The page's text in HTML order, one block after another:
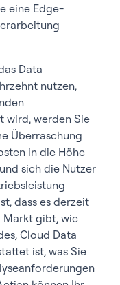
eine Edge-
Data
nutzen,
wird, werden Sie
Überraschung
in die Höhe
sich die Nutzer
dass es derzeit
Markt gibt, wie
Cloud Data
ist, was Sie